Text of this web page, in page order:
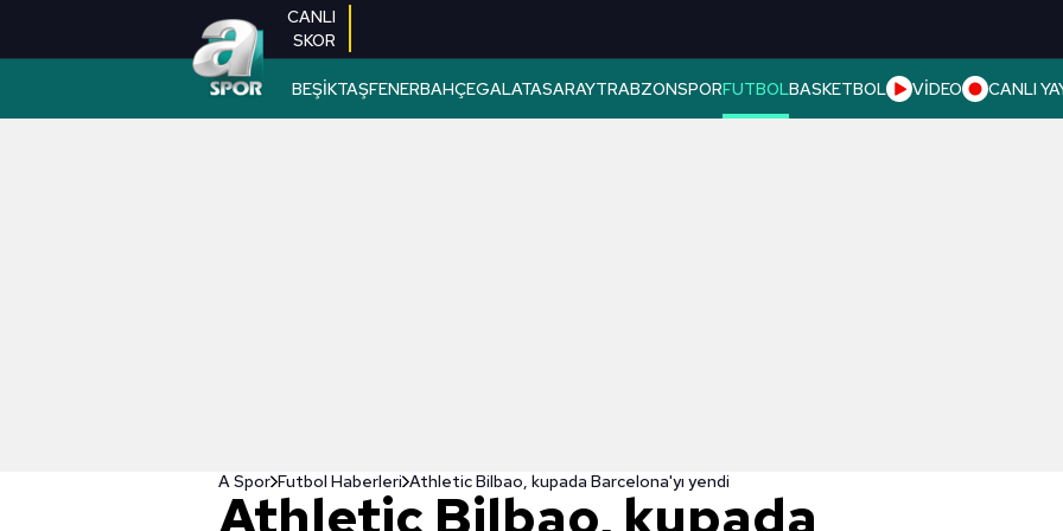
CANLI
SKOR
BEŞİKTAŞFENERBAHÇEGALATASARAYTRABZONSPORFUTBOLBASKETBOL VİDEO CANLI
A Spor Futbol Haberleri Athletic Bilbao, kupada Barcelona'yı yendi
Athletic Bilbao, kupada